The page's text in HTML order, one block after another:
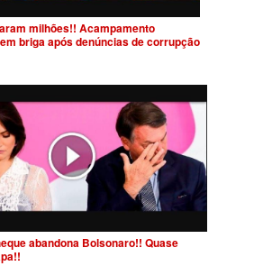
milhões!! Acampamento
briga após denúncias de corrupção
abandona Bolsonaro!! Quase